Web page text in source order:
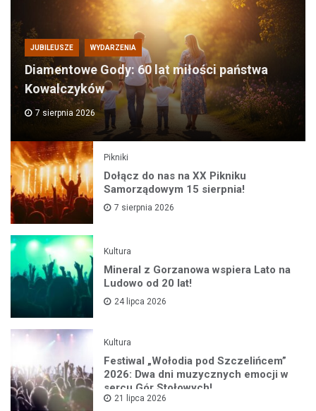
JUBILEUSZE WYDARZENIA
Diamentowe Gody: 60 lat miłości państwa
Kowalczyków
7 sierpnia 2026
Pikniki
Dołącz do nas na XX Pikniku
Samorządowym 15 sierpnia!
7 sierpnia 2026
Kultura
Mineral z Gorzanowa wspiera Lato na
Ludowo od 20 lat!
24 lipca 2026
Kultura
Festiwal „Wołodia pod Szczelińcem”
2026: Dwa dni muzycznych emocji w
sercu Gór Stołowych!
21 lipca 2026